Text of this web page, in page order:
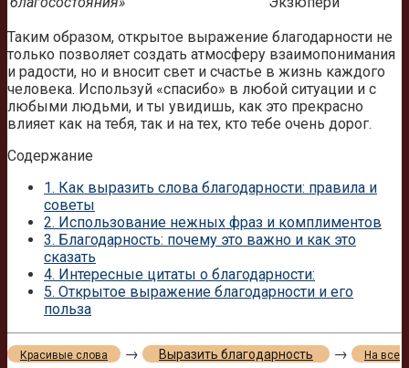
Таким образом, открытое выражение благодарности не
только позволяет создать атмосферу взаимопонимания
и радости, но и вносит свет и счастье в жизнь каждого
человека. Используй «спасибо» в любой ситуации и с
любыми людьми, и ты увидишь, как это прекрасно
влияет как на тебя, так и на тех, кто тебе очень дорог.
Содержание
1. Как выразить слова благодарности: правила и
советы
2. Использование нежных фраз и комплиментов
3. Благодарность: почему это важно и как это
сказать
4. Интересные цитаты о благодарности:
5. Открытое выражение благодарности и его
польза
Красивые слова → Выразить благодарность → На все